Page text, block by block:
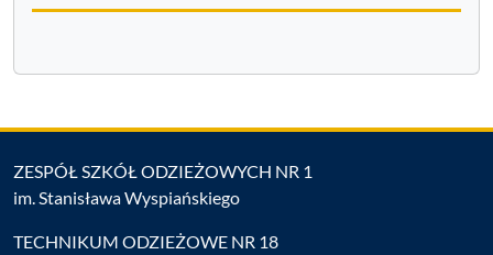
ZESPÓŁ SZKÓŁ ODZIEŻOWYCH NR 1
im. Stanisława Wyspiańskiego
TECHNIKUM ODZIEŻOWE NR 18